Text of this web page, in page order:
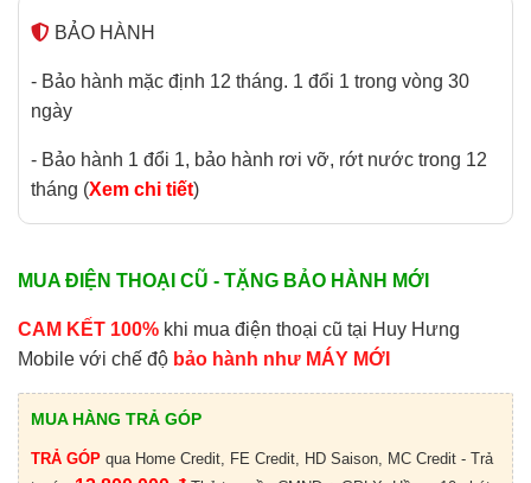
BẢO HÀNH
- Bảo hành mặc định 12 tháng. 1 đổi 1 trong vòng 30
ngày
- Bảo hành 1 đổi 1, bảo hành rơi vỡ, rớt nước trong 12
tháng (Xem chi tiết)
MUA ĐIỆN THOẠI CŨ - TẶNG BẢO HÀNH MỚI
CAM KẾT 100% khi mua điện thoại cũ tại Huy Hưng
Mobile với chế độ bảo hành như MÁY MỚI
MUA HÀNG TRẢ GÓP
TRẢ GÓP qua Home Credit, FE Credit, HD Saison, MC Credit - Trả